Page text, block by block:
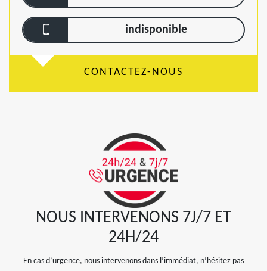
indisponible
CONTACTEZ-NOUS
NOUS INTERVENONS 7J/7 ET
24H/24
En cas d’urgence, nous intervenons dans l’immédiat, n’hésitez pas